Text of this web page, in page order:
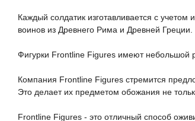
Каждый солдатик изготавливается с
воинов из Древнего Рима и Древней Греции.
Фигурки Frontline Figures имеют небольшой
Компания Frontline Figures стремится
Это делает их предметом обожания не
Frontline Figures - это отличный способ